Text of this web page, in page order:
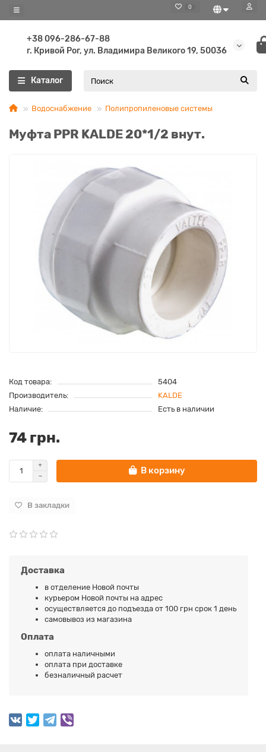
0
+38 096-286-67-88
г. Кривой Рог, ул. Владимира Великого 19, 50036
Каталог
Водоснабжение Полипропиленовые системы
Муфта PPR KALDE 20*1/2 внут.
Код товара:
5404
Производитель:
KALDE
Наличие:
Есть в наличии
74 грн.
В корзину
В закладки
Доставка
в отделение Новой почты
курьером Новой почты на адрес
осуществляется до подъезда от 100 грн срок 1 день
самовывоз из магазина
Оплата
оплата наличными
оплата при доставке
безналичный расчет